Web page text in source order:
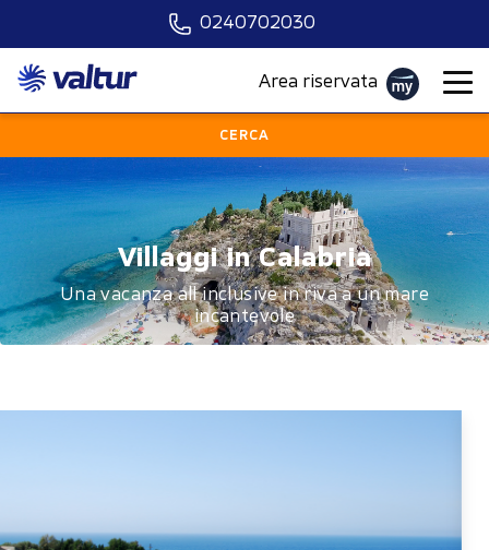
0240702030
Area riservata
CERCA
CALABRIA
Chi?
PARTI ORA
TORNA ALLA
STRUTTURA
Villaggi in Calabria
Una vacanza all inclusive in riva a un mare
incantevole